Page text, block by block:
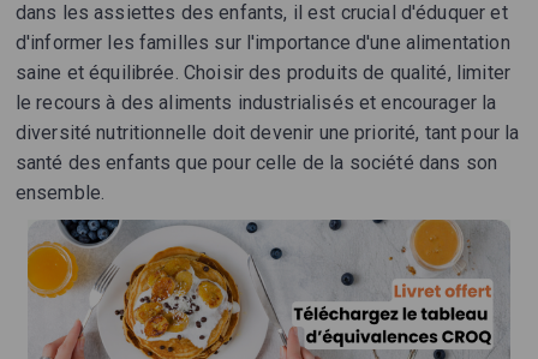
dans les assiettes des enfants, il est crucial d'éduquer et
d'informer les familles sur l'importance d'une alimentation
saine et équilibrée. Choisir des produits de qualité, limiter
le recours à des aliments industrialisés et encourager la
diversité nutritionnelle doit devenir une priorité, tant pour la
santé des enfants que pour celle de la société dans son
ensemble.